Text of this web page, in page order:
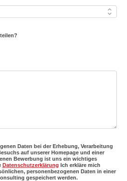
Daten bei der Erhebung, Verarbeitung
auf unserer Homepage und einer
Bewerbung ist uns ein wichtiges
Datenschutzerklärung Ich erkläre mich
personenbezogenen Daten in einer
gespeichert werden.